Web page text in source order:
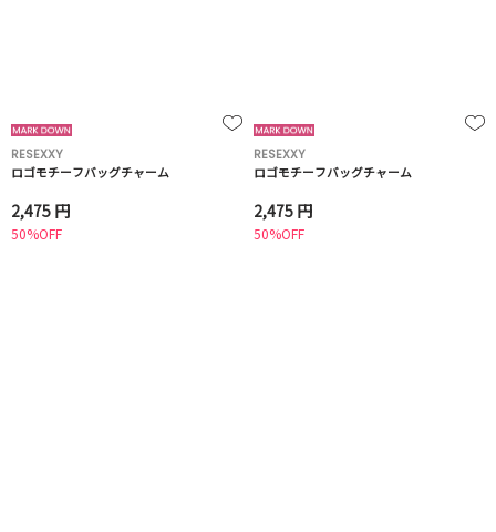
RESEXXY
ロゴモチーフバッグチャーム
2,475 円
50%OFF
RESEXXY
ロゴモチーフバッグチャーム
2,475 円
50%OFF